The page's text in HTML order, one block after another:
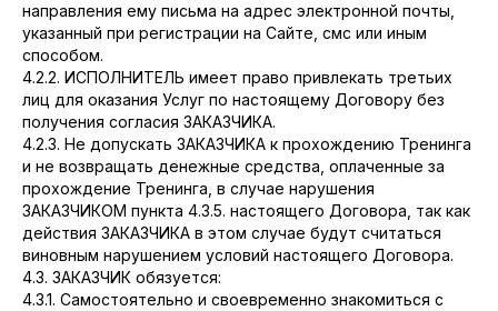
направления ему письма на адрес электронной почты,
указанный при регистрации на Сайте, смс или иным
способом.
4.2.2. ИСПОЛНИТЕЛЬ имеет право привлекать третьих
лиц для оказания Услуг по настоящему Договору без
получения согласия ЗАКАЗЧИКА.
4.2.3. Не допускать ЗАКАЗЧИКА к прохождению Тренинга
и не возвращать денежные средства, оплаченные за
прохождение Тренинга, в случае нарушения
ЗАКАЗЧИКОМ пункта 4.3.5. настоящего Договора, так как
действия ЗАКАЗЧИКА в этом случае будут считаться
виновным нарушением условий настоящего Договора.
4.3. ЗАКАЗЧИК обязуется:
4.3.1. Самостоятельно и своевременно знакомиться с